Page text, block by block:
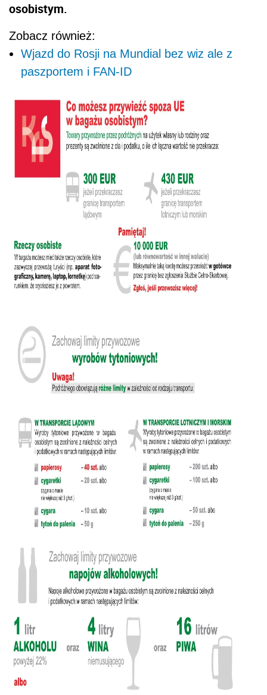
osobistym.
Zobacz również:
Wjazd do Rosji na Mundial bez wiz ale z
paszportem i FAN-ID